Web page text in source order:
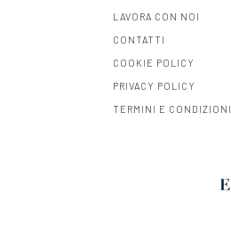
LAVORA CON NOI
CONTATTI
COOKIE POLICY
PRIVACY POLICY
TERMINI E CONDIZIONI